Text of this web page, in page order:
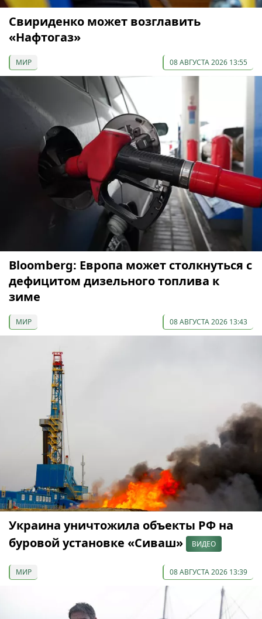
Свириденко может возглавить
«Нафтогаз»
МИР 08 АВГУСТА 2026 13:55
Bloomberg: Европа может столкнуться с
дефицитом дизельного топлива к
зиме
МИР 08 АВГУСТА 2026 13:43
Украина уничтожила объекты РФ на
буровой установке «Сиваш»
ВИДЕО
МИР 08 АВГУСТА 2026 13:39